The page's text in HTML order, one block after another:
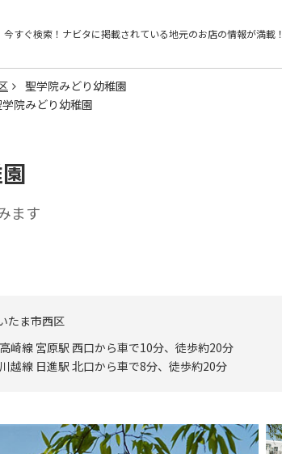
今すぐ検索！ ナビタに掲載されている地元のお店の情報が満載！
聖学院みどり幼稚園
院みどり幼稚園
ます
たま市西区
崎線 宮原駅 西口から車で10分、徒歩約20分
越線 日進駅 北口から車で8分、徒歩約20分